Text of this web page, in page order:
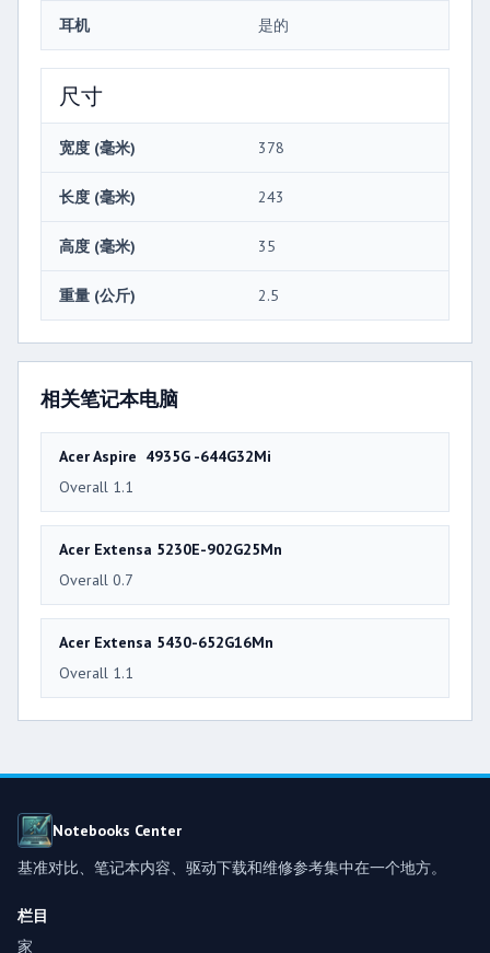
耳机 是的
尺寸
宽度 (毫米) 378
长度 (毫米) 243
高度 (毫米) 35
重量 (公斤) 2.5
相关笔记本电脑
Acer Aspire 4935G -644G32Mi
Overall 1.1
Acer Extensa 5230E-902G25Mn
Overall 0.7
Acer Extensa 5430-652G16Mn
Overall 1.1
Notebooks Center
基准对比、笔记本内容、驱动下载和维修参考集中在一个地方。
栏目
家